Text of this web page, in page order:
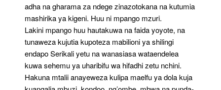
adha na gharama za ndege zinazotokana na kutumia
mashirika ya kigeni. Huu ni mpango mzuri.
Lakini mpango huu hautakuwa na faida yoyote, na
tunaweza kujutia kupoteza mabilioni ya shilingi
endapo Serikali yetu na wanasiasa wataendelea
kuwa sehemu ya uharibifu wa hifadhi zetu nchini.
Hakuna mtalii anayeweza kulipa maelfu ya dola kuja